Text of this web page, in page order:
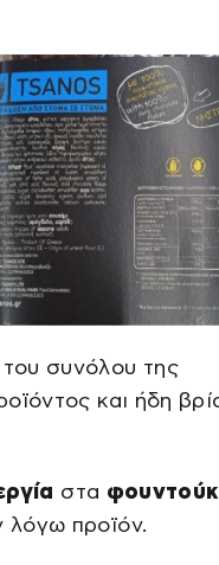
συνόλου της
και ήδη
στα
λόγω προϊόν.